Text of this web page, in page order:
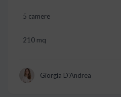
5 camere
210 mq
Giorgia D'Andrea